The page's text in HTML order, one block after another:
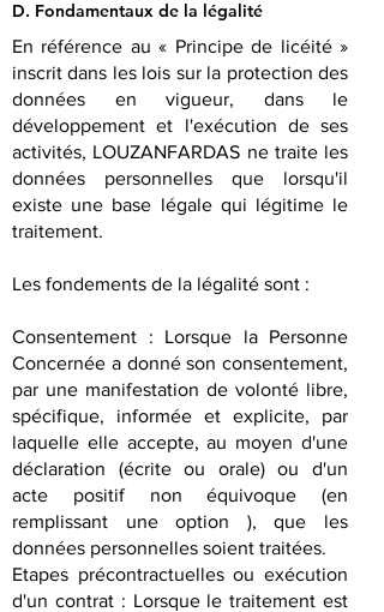
D. Fondamentaux de la légalité
En référence au « Principe de licéité »
inscrit dans les lois sur la protection des
données en vigueur, dans le
développement et l'exécution de ses
activités, LOUZANFARDAS ne traite les
données personnelles que lorsqu'il
existe une base légale qui légitime le
traitement.
Les fondements de la légalité sont :
Consentement : Lorsque la Personne
Concernée a donné son consentement,
par une manifestation de volonté libre,
spécifique, informée et explicite, par
laquelle elle accepte, au moyen d'une
déclaration (écrite ou orale) ou d'un
acte positif non équivoque (en
remplissant une option ), que les
données personnelles soient traitées.
Etapes précontractuelles ou exécution
d'un contrat : Lorsque le traitement est